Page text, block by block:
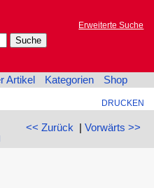
Erweiterte Suche
Artikel Kategorien Shop
DRUCKEN
<< Zurück | Vorwärts >>